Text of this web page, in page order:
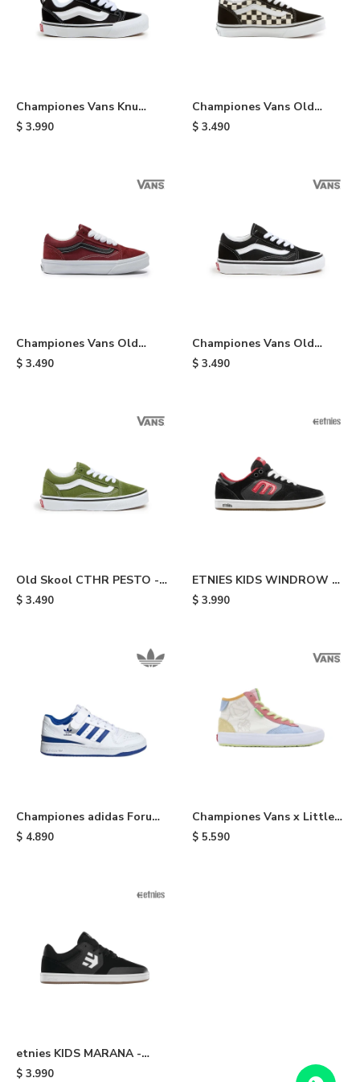
Championes Vans Knu
Skool JR de niño - Black &
$ 3.990
Championes Vans Old
Skool de niño - Black &
$ 3.490
Championes Vans Old
Skool de niño - Wine &
$ 3.490
Championes Vans Old
Skool de niño - Black
$ 3.490
Old Skool CTHR PESTO -
Green
$ 3.490
ETNIES KIDS WINDROW -
Black & Red
$ 3.990
Championes adidas Forum
Low de niño - Cloud White
$ 4.890
Championes Vans x Little
Lizzie Sesame Street de
$ 5.590
etnies KIDS MARANA -
Black
$ 3.990